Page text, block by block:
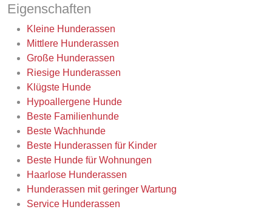
Eigenschaften
Kleine Hunderassen
Mittlere Hunderassen
Große Hunderassen
Riesige Hunderassen
Klügste Hunde
Hypoallergene Hunde
Beste Familienhunde
Beste Wachhunde
Beste Hunderassen für Kinder
Beste Hunde für Wohnungen
Haarlose Hunderassen
Hunderassen mit geringer Wartung
Service Hunderassen